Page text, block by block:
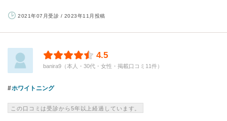
2021年07月受診 / 2023年11月投稿
4.5
banira9（本人・30代・女性・掲載口コミ11件）
ホワイトニング
この口コミは受診から5年以上経過しています。